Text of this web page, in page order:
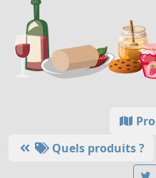
Quels produits ?